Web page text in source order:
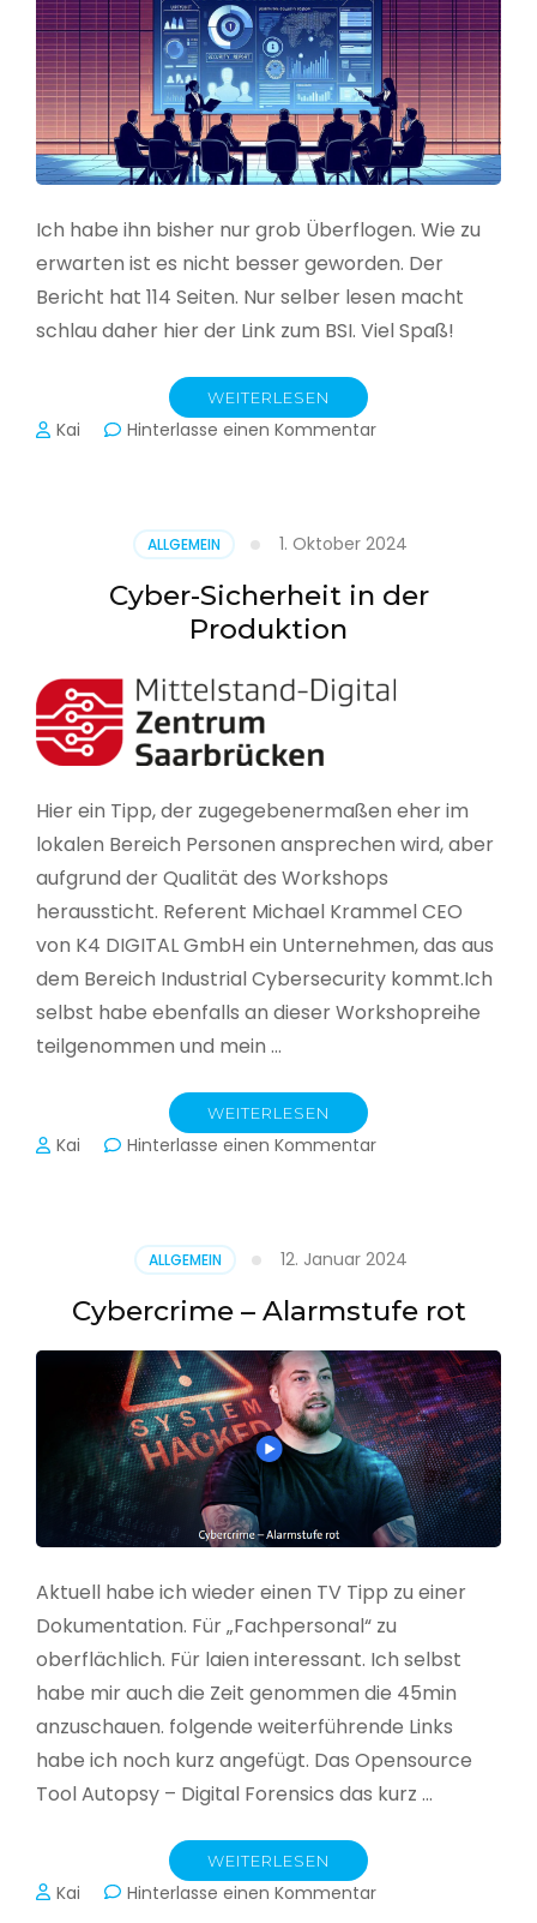
Ich habe ihn bisher nur grob Überflogen. Wie zu
erwarten ist es nicht besser geworden. Der
Bericht hat 114 Seiten. Nur selber lesen macht
schlau daher hier der Link zum BSI. Viel Spaß!
WEITERLESEN
Kai Hinterlasse einen Kommentarzu
seinen
Lagebericht
zur
in
Deutschland
ALLGEMEIN 1. Oktober 2024
Cyber-Sicherheit in der
Produktion
Hier ein Tipp, der zugegebenermaßen eher im
lokalen Bereich Personen ansprechen wird, aber
aufgrund der Qualität des Workshops
heraussticht. Referent Michael Krammel CEO
von K4 DIGITAL GmbH ein Unternehmen, das aus
dem Bereich Industrial Cybersecurity kommt.Ich
selbst habe ebenfalls an dieser Workshopreihe
teilgenommen und mein …
WEITERLESEN
Kai Hinterlasse einen Kommentarzu
Produktion
ALLGEMEIN 12. Januar 2024
Cybercrime – Alarmstufe rot
Aktuell habe ich wieder einen TV Tipp zu einer
Dokumentation. Für „Fachpersonal“ zu
oberflächlich. Für laien interessant. Ich selbst
habe mir auch die Zeit genommen die 45min
anzuschauen. folgende weiterführende Links
habe ich noch kurz angefügt. Das Opensource
Tool Autopsy – Digital Forensics das kurz …
WEITERLESEN
Kai Hinterlasse einen Kommentarzu